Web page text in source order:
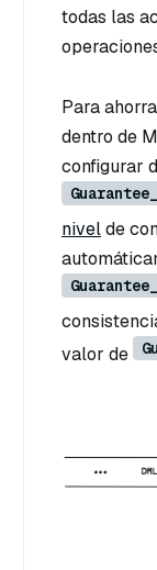
todas las
Para
dentro de
configurar
nivelde
valor de